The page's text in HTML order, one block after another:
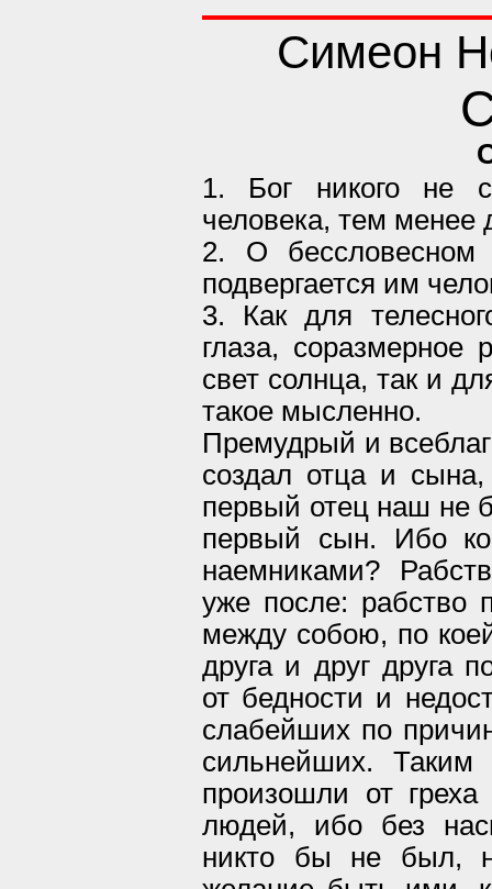
Симеон
1. Бог никого не
человека, тем менее
2. О бессловесном
подвергается им
3. Как для
глаза, соразмерное
свет солнца, так и
такое мысленно.
Премудрый и
создал отца и
первый отец наш не
первый сын. Ибо
наемниками?
уже после: рабство
между собою, по
друга и друг друга
от бедности и
слабейших по
сильнейших.
произошли от
людей, ибо без
никто бы не был,